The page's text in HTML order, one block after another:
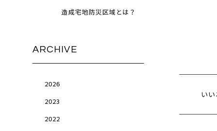
い
造成宅地防災区域とは？
ARCHIVE
2026
2023
2022